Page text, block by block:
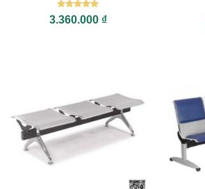
Được xếp
hạng55
3.360.000 ₫